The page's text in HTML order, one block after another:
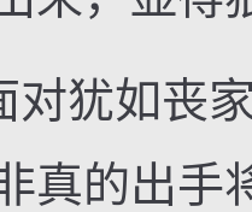
犹如丧家
真的出手